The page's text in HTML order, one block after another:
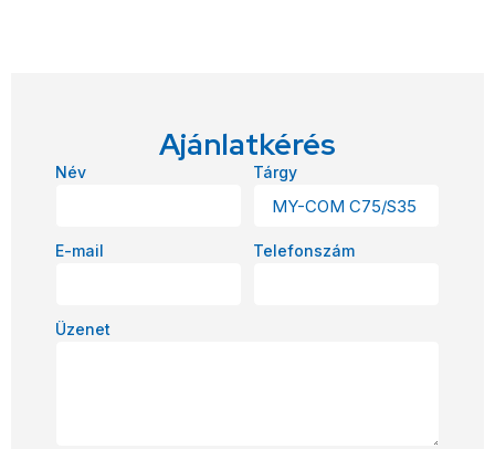
Ajánlatkérés
Név Tárgy
E-mail Telefonszám
Üzenet